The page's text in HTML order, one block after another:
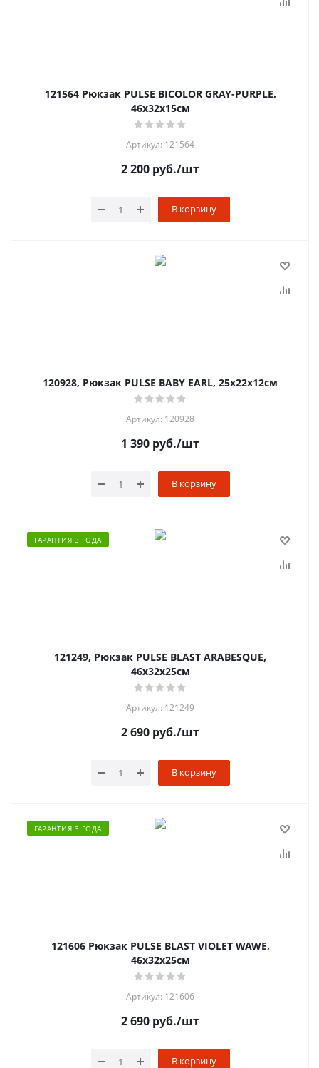
121564 Рюкзак PULSE BICOLOR GRAY-PURPLE,
46х32х15см
Артикул: 121564
2 200 руб./шт
В корзину
120928, Рюкзак PULSE BABY EARL, 25x22x12см
Артикул: 120928
1 390 руб./шт
В корзину
ГАРАНТИЯ 3 ГОДА
121249, Рюкзак PULSE BLAST ARABESQUE,
46х32х25см
Артикул: 121249
2 690 руб./шт
В корзину
ГАРАНТИЯ 3 ГОДА
121606 Рюкзак PULSE BLAST VIOLET WAWE,
46х32х25см
Артикул: 121606
2 690 руб./шт
В корзину